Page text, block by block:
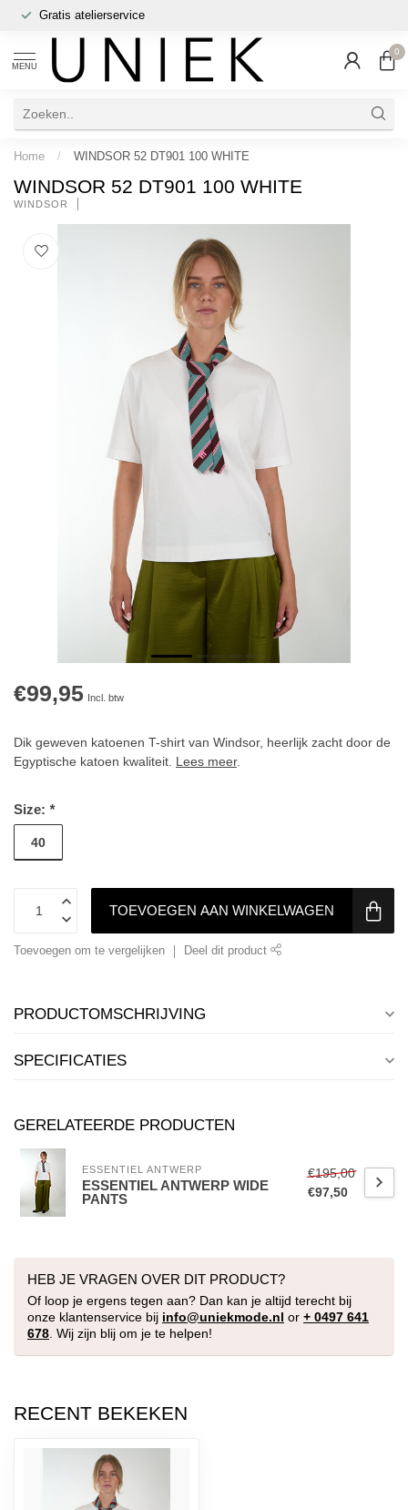
Gratis atelierservice
MENU
0
Home / WINDSOR 52 DT901 100 WHITE
WINDSOR 52 DT901 100 WHITE
WINDSOR
€99,95 Incl. btw
Dik geweven katoenen T-shirt van Windsor, heerlijk zacht door de
Egyptische katoen kwaliteit. Lees meer.
Size: *
40
TOEVOEGEN AAN WINKELWAGEN
Toevoegen om te vergelijken Deel dit product
PRODUCTOMSCHRIJVING
SPECIFICATIES
GERELATEERDE PRODUCTEN
ESSENTIEL ANTWERP
ESSENTIEL ANTWERP WIDE
PANTS
€195,00
€97,50
HEB JE VRAGEN OVER DIT PRODUCT?
Of loop je ergens tegen aan? Dan kan je altijd terecht bij
onze klantenservice bij info@uniekmode.nl or + 0497 641
678. Wij zijn blij om je te helpen!
RECENT BEKEKEN